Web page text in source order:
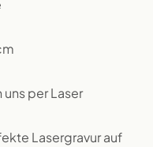
per Laser
Lasergravur auf